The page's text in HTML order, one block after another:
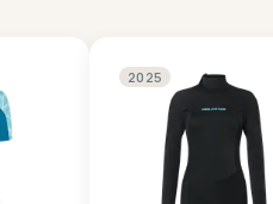
2025